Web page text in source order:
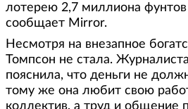
лотерею 2,7 миллиона фунтов
сообщает Mirror.
Несмотря на внезапное
Томпсон не стала.
пояснила, что деньги не
тому же она любит свою